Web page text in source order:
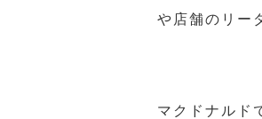
や店舗のリー
マクドナルド